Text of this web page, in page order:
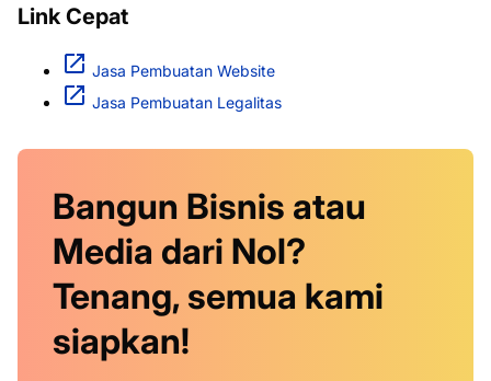
Link Cepat
Jasa Pembuatan Website
Jasa Pembuatan Legalitas
Bangun Bisnis atau
Media dari Nol?
Tenang, semua kami
siapkan!